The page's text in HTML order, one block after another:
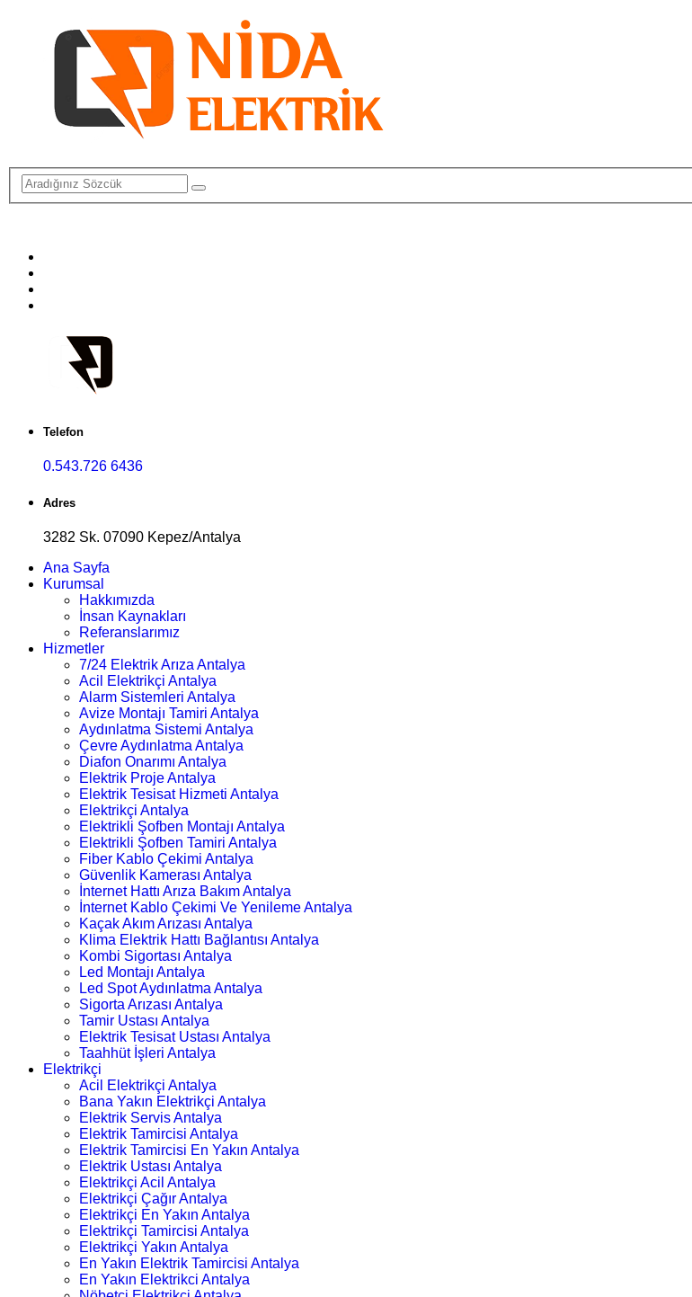
Telefon
0.543.726 6436
Adres
3282 Sk. 07090 Kepez/Antalya
Ana Sayfa
Kurumsal
Hakkımızda
İnsan Kaynakları
Referanslarımız
Hizmetler
7/24 Elektrik Arıza Antalya
Acil Elektrikçi Antalya
Alarm Sistemleri Antalya
Avize Montajı Tamiri Antalya
Aydınlatma Sistemi Antalya
Çevre Aydınlatma Antalya
Diafon Onarımı Antalya
Elektrik Proje Antalya
Elektrik Tesisat Hizmeti Antalya
Elektrikçi Antalya
Elektrikli Şofben Montajı Antalya
Elektrikli Şofben Tamiri Antalya
Fiber Kablo Çekimi Antalya
Güvenlik Kamerası Antalya
İnternet Hattı Arıza Bakım Antalya
İnternet Kablo Çekimi Ve Yenileme Antalya
Kaçak Akım Arızası Antalya
Klima Elektrik Hattı Bağlantısı Antalya
Kombi Sigortası Antalya
Led Montajı Antalya
Led Spot Aydınlatma Antalya
Sigorta Arızası Antalya
Tamir Ustası Antalya
Elektrik Tesisat Ustası Antalya
Taahhüt İşleri Antalya
Elektrikçi
Acil Elektrikçi Antalya
Bana Yakın Elektrikçi Antalya
Elektrik Servis Antalya
Elektrik Tamircisi Antalya
Elektrik Tamircisi En Yakın Antalya
Elektrik Ustası Antalya
Elektrikçi Acil Antalya
Elektrikçi Çağır Antalya
Elektrikçi En Yakın Antalya
Elektrikçi Tamircisi Antalya
Elektrikçi Yakın Antalya
En Yakın Elektrik Tamircisi Antalya
En Yakın Elektrikci Antalya